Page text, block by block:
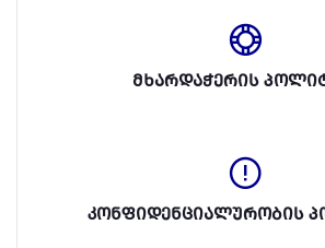
მხარდაჭერის
კონფიდენციალურობის